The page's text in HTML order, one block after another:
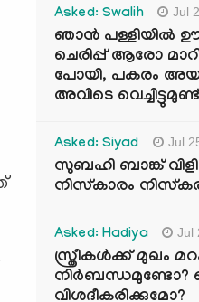
Asked: Swalih Jul
ഞാൻ പള്ളിയിൽ
ചെരിപ്പ് ആരോ
പോയി, പകരം
അവിടെ
Asked: Siyad Jul
സുബഹി ബാങ്ക്
നിസ്കാരം
Asked: Hadiya Jul
സ്ത്രീകൾക്ക് മുഖം
നിർബന്ധമുണ്ടോ?
വിശദീകരിക്കുമോ?